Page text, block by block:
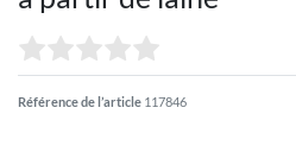
Référence de l’article 117846